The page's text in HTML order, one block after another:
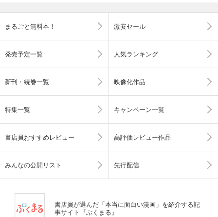
まるごと無料本！ 激安セール
発売予定一覧 人気ランキング
新刊・続巻一覧 映像化作品
特集一覧 キャンペーン一覧
書店員おすすめレビュー 高評価レビュー作品
みんなの公開リスト 先行配信
書店員が選んだ「本当に面白い漫画」を紹介する記
事サイト『ぶくまる』